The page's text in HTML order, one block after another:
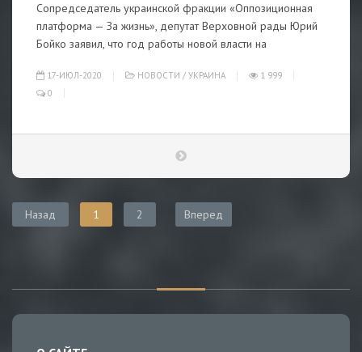
Сопредседатель украинской фракции «Оппозиционная
платформа — За жизнь», депутат Верховной рады Юрий
Бойко заявил, что год работы новой власти на
17-ИЮЛ-2020 НОВОСТИ / УКРАИНА
1 999
0
Назад 1 2 Вперед